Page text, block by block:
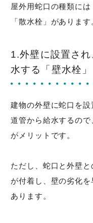
屋外用蛇口の種類に
「散水栓」があります
1.外壁に設置さ
水する「壁水栓」
建物の外壁に蛇口を
道管から給水するの
がメリットです。
ただし、蛇口と外壁
が付着し、壁の劣化
あります。